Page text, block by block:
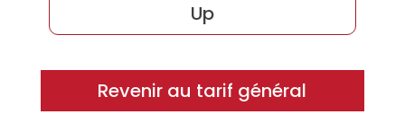
Up
Revenir au tarif général